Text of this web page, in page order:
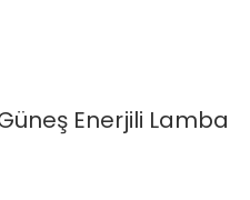
Enerjili Lamba